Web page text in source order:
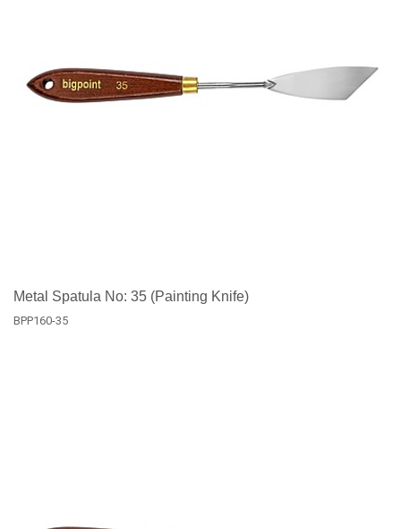
Metal Spatula No: 35 (Painting Knife)
BPP160-35